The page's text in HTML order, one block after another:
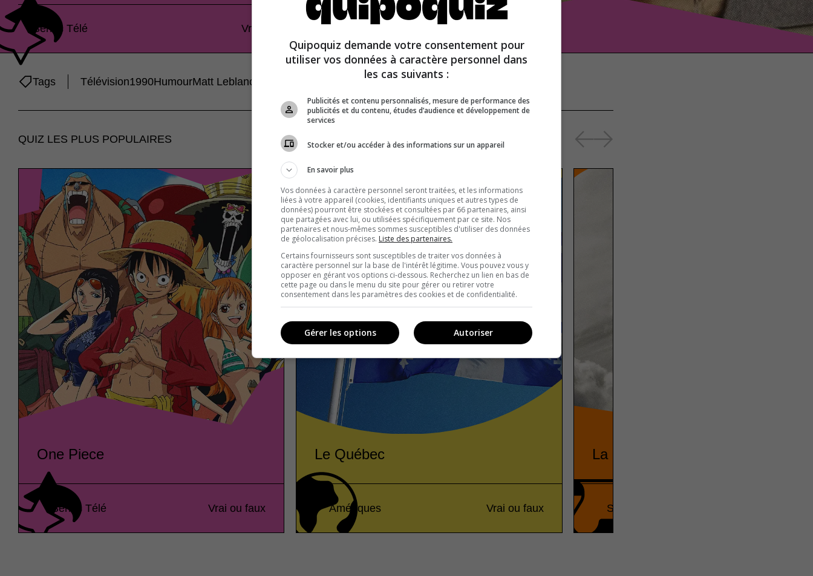
Séries Télé Vrai ou faux
Tags Télévision1990HumourMatt Leblanc
QUIZ LES PLUS POPULAIRES
One Piece
Séries Télé Vrai ou faux
Le Québec
Amériques Vrai ou faux
La Seconde Guerre mondiale
Seconde Guerre mondiale
Quipoquiz demande votre consentement pour
utiliser vos données à caractère personnel dans
les cas suivants :
Publicités et contenu personnalisés, mesure de performance des
publicités et du contenu, études d’audience et développement de
services
Stocker et/ou accéder à des informations sur un appareil
En savoir plus
Vos données à caractère personnel seront traitées, et les informations
liées à votre appareil (cookies, identifiants uniques et autres types de
données) pourront être stockées et consultées par 66 partenaires, ainsi
que partagées avec lui, ou utilisées spécifiquement par ce site. Nos
partenaires et nous-mêmes sommes susceptibles d'utiliser des données
de géolocalisation précises. Liste des partenaires.
Certains fournisseurs sont susceptibles de traiter vos données à
caractère personnel sur la base de l'intérêt légitime. Vous pouvez vous y
opposer en gérant vos options ci-dessous. Recherchez un lien en bas de
cette page ou dans le menu du site pour gérer ou retirer votre
consentement dans les paramètres des cookies et de confidentialité.
Autoriser
Gérer les options